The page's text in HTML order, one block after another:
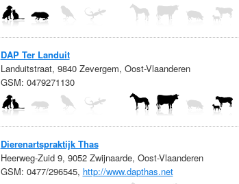
DAP Ter Landuit
Landuitstraat, 9840 Zevergem, Oost-Vlaanderen
GSM: 0479271130
Dierenartspraktijk Thas
Heerweg-Zuid 9, 9052 Zwijnaarde, Oost-Vlaanderen
GSM: 0477/296545, http://www.dapthas.net